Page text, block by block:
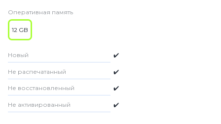
Оперативная память
12 GB
Новый ✔️
Не распечатанный ✔️
Не восстановленный ✔️
Не активированный ✔️